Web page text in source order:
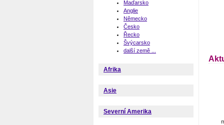
Maďarsko
Anglie
Německo
Česko
Řecko
Švýcarsko
další země ...
Afrika
Asie
Severní Amerika